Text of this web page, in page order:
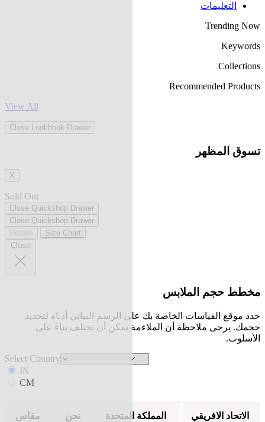
التعليمات
Trending Now
Keywords
Collections
Recommended Products
View All
Close Lookbook Drawer
تسوق المظهر
X
Sold Out
Close Quickshop Drawer
Close Quickshop Drawer
Size Chart
Close
مخطط حجم الملابس
حدد موقع القياسات الخاصة بك على الرسم البياني أدناه لتحديد
حجمك. يرجى ملاحظة أن الملاءمة يمكن أن تختلف بناءً على
الأسلوب.
Select Country
IN
CM
مقاس نحن المملكة المتحدة الاتحاد الافريقي